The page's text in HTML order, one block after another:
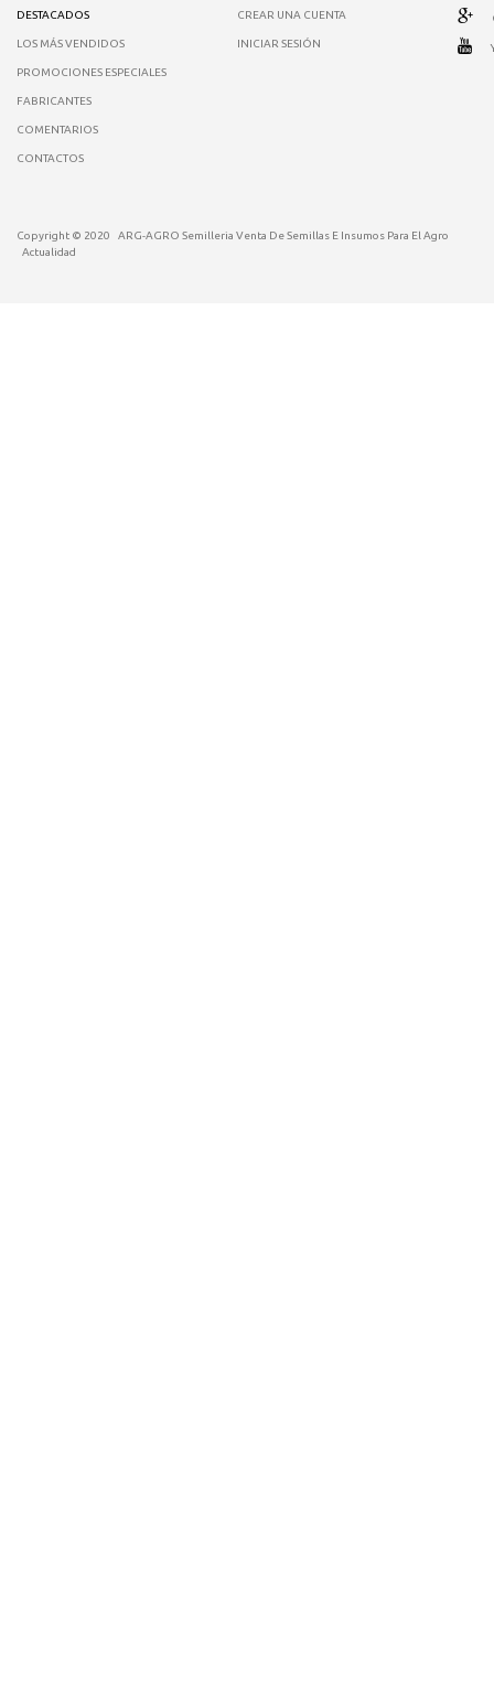
DESTACADOS
LOS MÁS VENDIDOS
PROMOCIONES ESPECIALES
FABRICANTES
COMENTARIOS
CONTACTOS
CREAR UNA CUENTA
INICIAR SESIÓN
Copyright © 2020
ARG-AGRO Semilleria Venta De Semillas E Insumos Para El Agro
Actualidad